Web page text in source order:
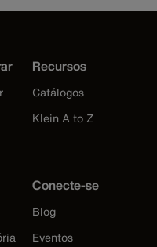
Recursos
Catálogos
Klein A to Z
Conecte-se
Blog
Eventos